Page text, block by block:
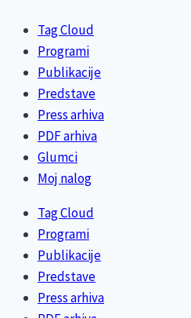
Tag Cloud
Programi
Publikacije
Predstave
Press arhiva
PDF arhiva
Glumci
Moj nalog
Tag Cloud
Programi
Publikacije
Predstave
Press arhiva